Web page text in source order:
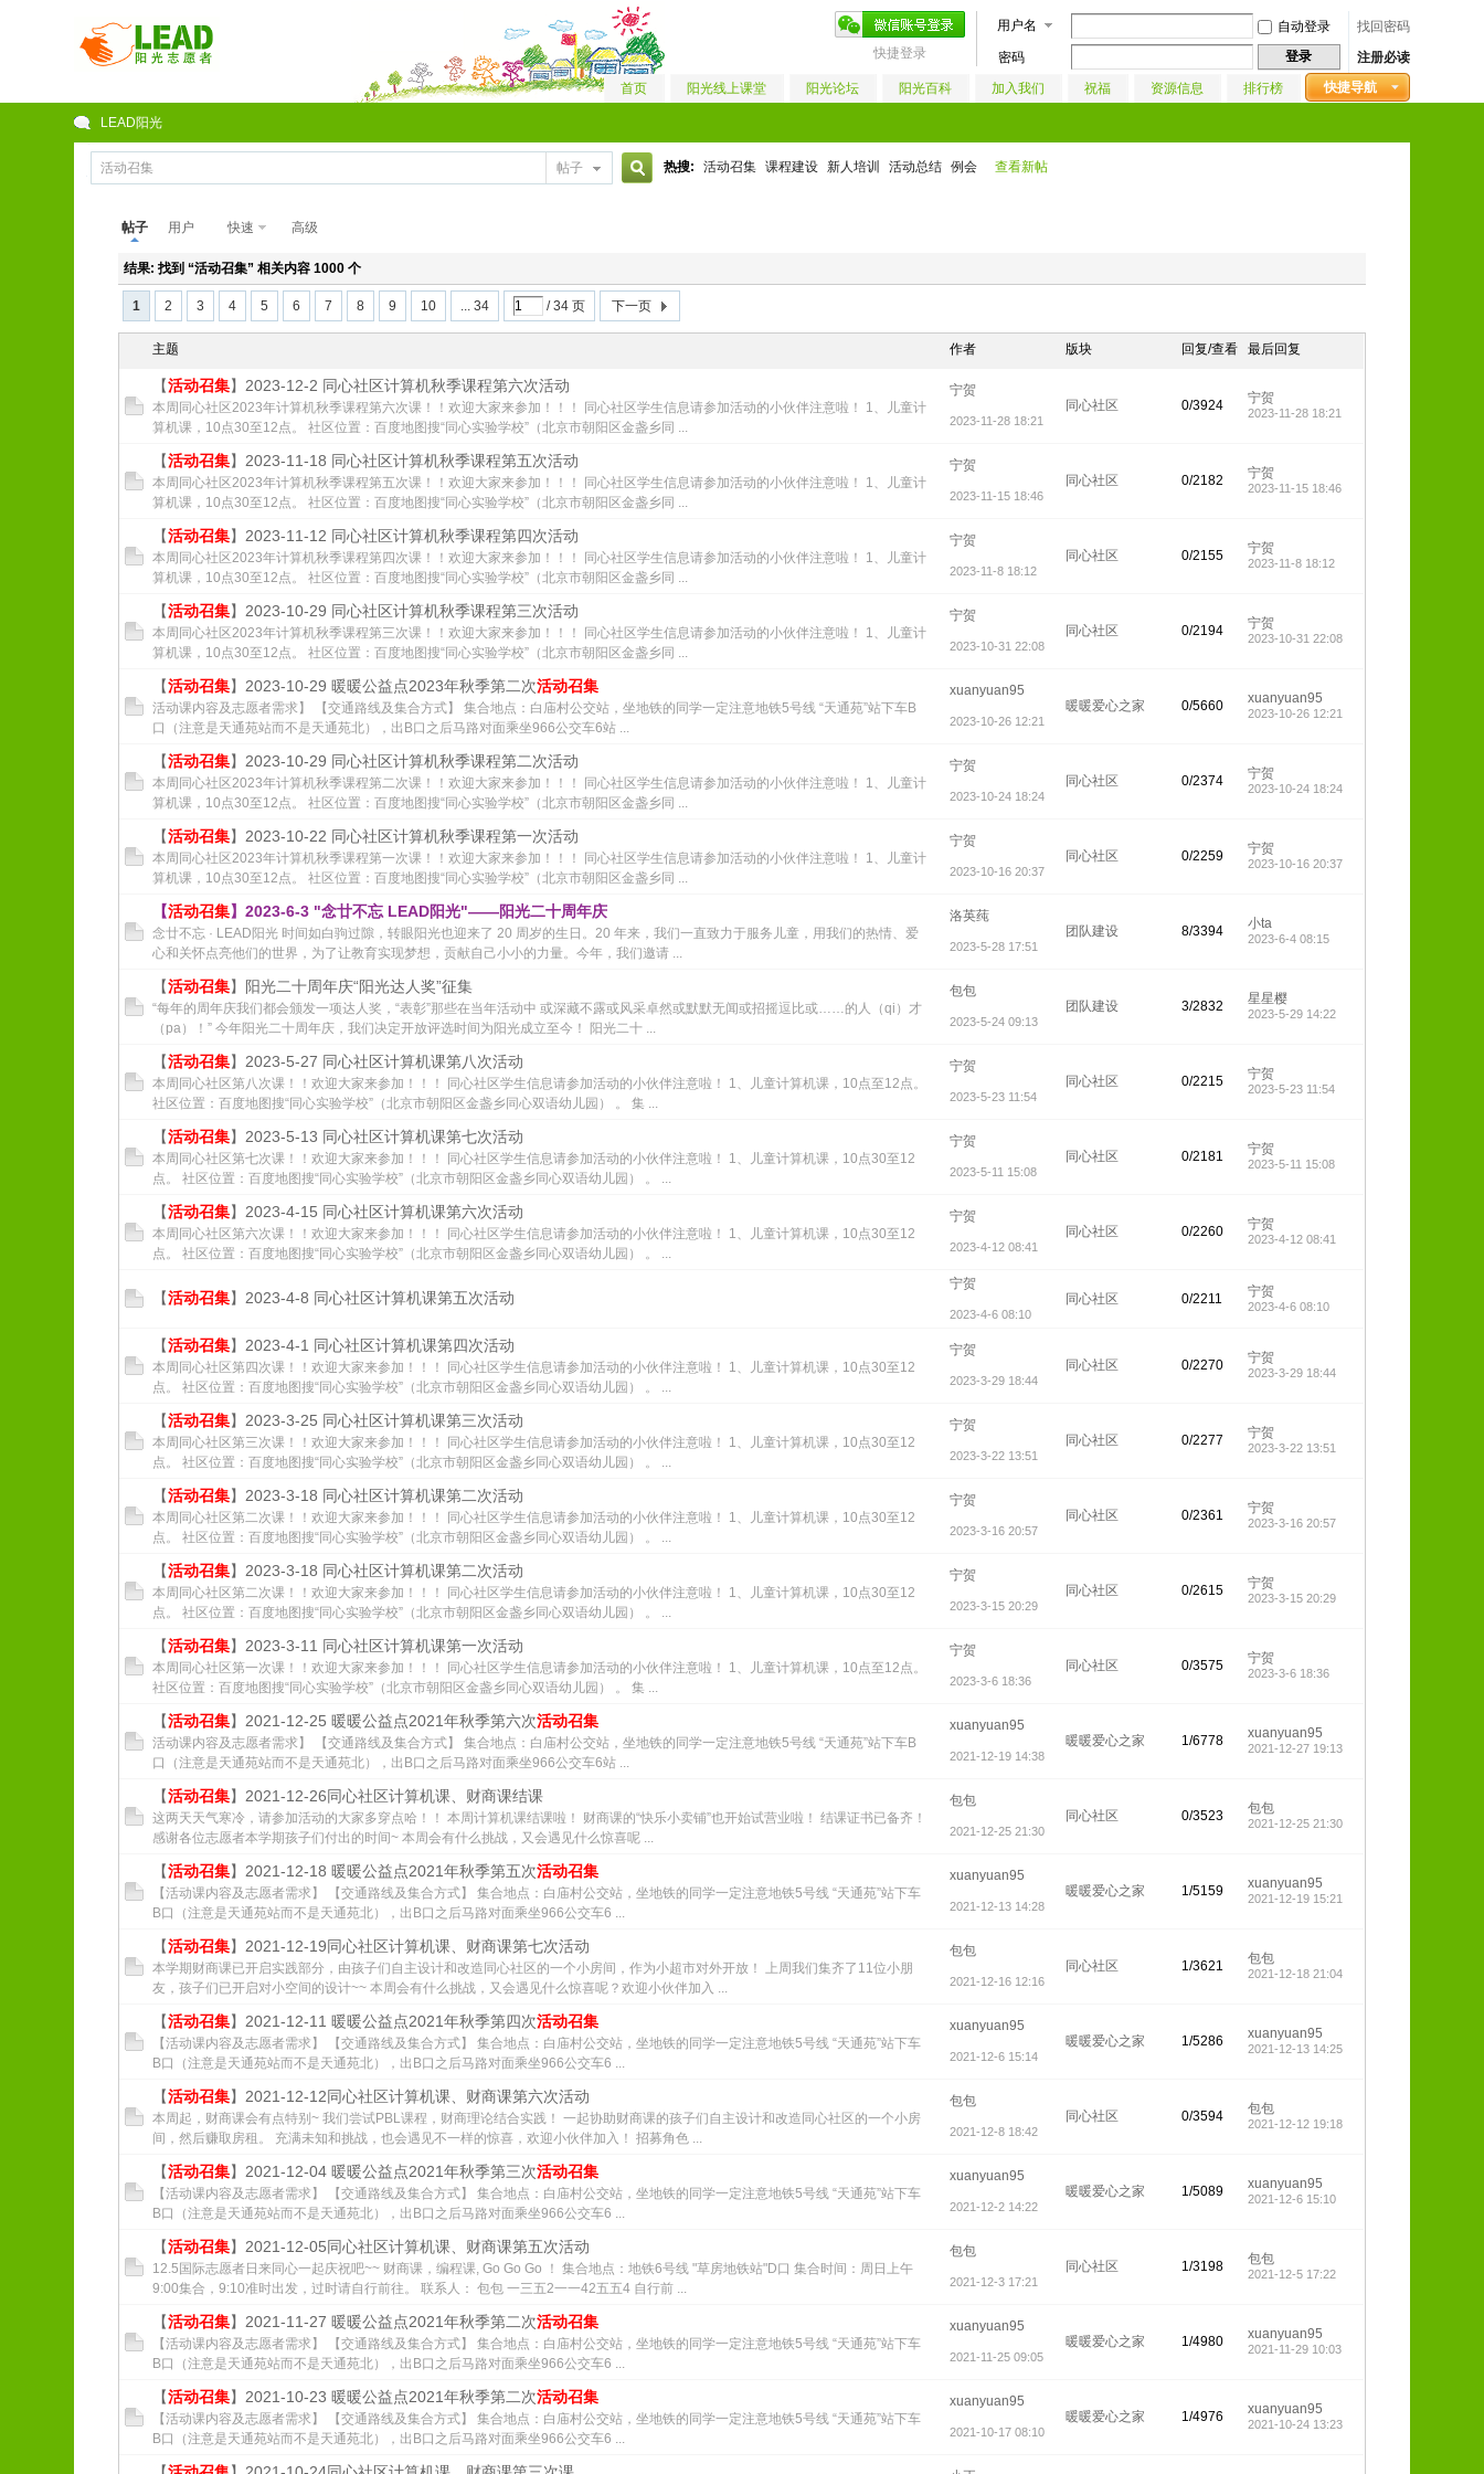
用户名 自动登录
找回密码
密码
登录 注册必读
快捷登录
快捷导航
首页 阳光线上课堂 阳光论坛 阳光百科 加入我们 祝福 资源信息 排行榜
LEAD阳光
帖子
索
热搜: 活动召集 课程建设 新人培训 活动总结 例会 查看新帖
快速 高级
帖子 用户
结果:找到 “活动召集” 相关内容 1000 个
1 2 3 4 5 6 7 8 9 10 ... 34 / 34 页 下一页
主题 作者 版块 回复/查看 最后回复
【活动召集】2023-12-2 同心社区计算机秋季课程第六次活动
本周同心社区2023年计算机秋季课程第六次课！！欢迎大家来参加！！！ 同心社区学生信息请参加活动的小伙伴注意啦！ 1、儿童计
算机课，10点30至12点。 社区位置：百度地图搜“同心实验学校”（北京市朝阳区金盏乡同 ...
宁贺
2023-11-28 18:21
同心社区 0/3924 宁贺
2023-11-28 18:21
【活动召集】2023-11-18 同心社区计算机秋季课程第五次活动
本周同心社区2023年计算机秋季课程第五次课！！欢迎大家来参加！！！ 同心社区学生信息请参加活动的小伙伴注意啦！ 1、儿童计
算机课，10点30至12点。 社区位置：百度地图搜“同心实验学校”（北京市朝阳区金盏乡同 ...
宁贺
2023-11-15 18:46
同心社区 0/2182 宁贺
2023-11-15 18:46
【活动召集】2023-11-12 同心社区计算机秋季课程第四次活动
本周同心社区2023年计算机秋季课程第四次课！！欢迎大家来参加！！！ 同心社区学生信息请参加活动的小伙伴注意啦！ 1、儿童计
算机课，10点30至12点。 社区位置：百度地图搜“同心实验学校”（北京市朝阳区金盏乡同 ...
宁贺
2023-11-8 18:12
同心社区 0/2155 宁贺
2023-11-8 18:12
【活动召集】2023-10-29 同心社区计算机秋季课程第三次活动
本周同心社区2023年计算机秋季课程第三次课！！欢迎大家来参加！！！ 同心社区学生信息请参加活动的小伙伴注意啦！ 1、儿童计
算机课，10点30至12点。 社区位置：百度地图搜“同心实验学校”（北京市朝阳区金盏乡同 ...
宁贺
2023-10-31 22:08
同心社区 0/2194 宁贺
2023-10-31 22:08
【活动召集】2023-10-29 暖暖公益点2023年秋季第二次活动召集
活动课内容及志愿者需求】 【交通路线及集合方式】 集合地点：白庙村公交站，坐地铁的同学一定注意地铁5号线 “天通苑”站下车B
口（注意是天通苑站而不是天通苑北），出B口之后马路对面乘坐966公交车6站 ...
xuanyuan95
2023-10-26 12:21
暖暖爱心之家 0/5660 xuanyuan95
2023-10-26 12:21
【活动召集】2023-10-29 同心社区计算机秋季课程第二次活动
本周同心社区2023年计算机秋季课程第二次课！！欢迎大家来参加！！！ 同心社区学生信息请参加活动的小伙伴注意啦！ 1、儿童计
算机课，10点30至12点。 社区位置：百度地图搜“同心实验学校”（北京市朝阳区金盏乡同 ...
宁贺
2023-10-24 18:24
同心社区 0/2374 宁贺
2023-10-24 18:24
【活动召集】2023-10-22 同心社区计算机秋季课程第一次活动
本周同心社区2023年计算机秋季课程第一次课！！欢迎大家来参加！！！ 同心社区学生信息请参加活动的小伙伴注意啦！ 1、儿童计
算机课，10点30至12点。 社区位置：百度地图搜“同心实验学校”（北京市朝阳区金盏乡同 ...
宁贺
2023-10-16 20:37
同心社区 0/2259 宁贺
2023-10-16 20:37
【活动召集】2023-6-3 "念廿不忘 LEAD阳光"——阳光二十周年庆
念廿不忘 · LEAD阳光 时间如白驹过隙，转眼阳光也迎来了 20 周岁的生日。20 年来，我们一直致力于服务儿童，用我们的热情、爱
心和关怀点亮他们的世界，为了让教育实现梦想，贡献自己小小的力量。今年，我们邀请 ...
洛英莼
2023-5-28 17:51
团队建设 8/3394 小ta
2023-6-4 08:15
【活动召集】阳光二十周年庆“阳光达人奖”征集
“每年的周年庆我们都会颁发一项达人奖，“表彰”那些在当年活动中 或深藏不露或风采卓然或默默无闻或招摇逗比或……的人（qi）才
（pa）！” 今年阳光二十周年庆，我们决定开放评选时间为阳光成立至今！ 阳光二十 ...
包包
2023-5-24 09:13
团队建设 3/2832 星星樱
2023-5-29 14:22
【活动召集】2023-5-27 同心社区计算机课第八次活动
本周同心社区第八次课！！欢迎大家来参加！！！ 同心社区学生信息请参加活动的小伙伴注意啦！ 1、儿童计算机课，10点至12点。
社区位置：百度地图搜“同心实验学校”（北京市朝阳区金盏乡同心双语幼儿园） 。 集 ...
宁贺
2023-5-23 11:54
同心社区 0/2215 宁贺
2023-5-23 11:54
【活动召集】2023-5-13 同心社区计算机课第七次活动
本周同心社区第七次课！！欢迎大家来参加！！！ 同心社区学生信息请参加活动的小伙伴注意啦！ 1、儿童计算机课，10点30至12
点。 社区位置：百度地图搜“同心实验学校”（北京市朝阳区金盏乡同心双语幼儿园） 。 ...
宁贺
2023-5-11 15:08
同心社区 0/2181 宁贺
2023-5-11 15:08
【活动召集】2023-4-15 同心社区计算机课第六次活动
本周同心社区第六次课！！欢迎大家来参加！！！ 同心社区学生信息请参加活动的小伙伴注意啦！ 1、儿童计算机课，10点30至12
点。 社区位置：百度地图搜“同心实验学校”（北京市朝阳区金盏乡同心双语幼儿园） 。 ...
宁贺
2023-4-12 08:41
同心社区 0/2260 宁贺
2023-4-12 08:41
【活动召集】2023-4-8 同心社区计算机课第五次活动
宁贺
2023-4-6 08:10
同心社区 0/2211 宁贺
2023-4-6 08:10
【活动召集】2023-4-1 同心社区计算机课第四次活动
本周同心社区第四次课！！欢迎大家来参加！！！ 同心社区学生信息请参加活动的小伙伴注意啦！ 1、儿童计算机课，10点30至12
点。 社区位置：百度地图搜“同心实验学校”（北京市朝阳区金盏乡同心双语幼儿园） 。 ...
宁贺
2023-3-29 18:44
同心社区 0/2270 宁贺
2023-3-29 18:44
【活动召集】2023-3-25 同心社区计算机课第三次活动
本周同心社区第三次课！！欢迎大家来参加！！！ 同心社区学生信息请参加活动的小伙伴注意啦！ 1、儿童计算机课，10点30至12
点。 社区位置：百度地图搜“同心实验学校”（北京市朝阳区金盏乡同心双语幼儿园） 。 ...
宁贺
2023-3-22 13:51
同心社区 0/2277 宁贺
2023-3-22 13:51
【活动召集】2023-3-18 同心社区计算机课第二次活动
本周同心社区第二次课！！欢迎大家来参加！！！ 同心社区学生信息请参加活动的小伙伴注意啦！ 1、儿童计算机课，10点30至12
点。 社区位置：百度地图搜“同心实验学校”（北京市朝阳区金盏乡同心双语幼儿园） 。 ...
宁贺
2023-3-16 20:57
同心社区 0/2361 宁贺
2023-3-16 20:57
【活动召集】2023-3-18 同心社区计算机课第二次活动
本周同心社区第二次课！！欢迎大家来参加！！！ 同心社区学生信息请参加活动的小伙伴注意啦！ 1、儿童计算机课，10点30至12
点。 社区位置：百度地图搜“同心实验学校”（北京市朝阳区金盏乡同心双语幼儿园） 。 ...
宁贺
2023-3-15 20:29
同心社区 0/2615 宁贺
2023-3-15 20:29
【活动召集】2023-3-11 同心社区计算机课第一次活动
本周同心社区第一次课！！欢迎大家来参加！！！ 同心社区学生信息请参加活动的小伙伴注意啦！ 1、儿童计算机课，10点至12点。
社区位置：百度地图搜“同心实验学校”（北京市朝阳区金盏乡同心双语幼儿园） 。 集 ...
宁贺
2023-3-6 18:36
同心社区 0/3575 宁贺
2023-3-6 18:36
【活动召集】2021-12-25 暖暖公益点2021年秋季第六次活动召集
活动课内容及志愿者需求】 【交通路线及集合方式】 集合地点：白庙村公交站，坐地铁的同学一定注意地铁5号线 “天通苑”站下车B
口（注意是天通苑站而不是天通苑北），出B口之后马路对面乘坐966公交车6站 ...
xuanyuan95
2021-12-19 14:38
暖暖爱心之家 1/6778 xuanyuan95
2021-12-27 19:13
【活动召集】2021-12-26同心社区计算机课、财商课结课
这两天天气寒冷，请参加活动的大家多穿点哈！！ 本周计算机课结课啦！ 财商课的“快乐小卖铺”也开始试营业啦！ 结课证书已备齐！
感谢各位志愿者本学期孩子们付出的时间~ 本周会有什么挑战，又会遇见什么惊喜呢 ...
包包
2021-12-25 21:30
同心社区 0/3523 包包
2021-12-25 21:30
【活动召集】2021-12-18 暖暖公益点2021年秋季第五次活动召集
【活动课内容及志愿者需求】 【交通路线及集合方式】 集合地点：白庙村公交站，坐地铁的同学一定注意地铁5号线 “天通苑”站下车
B口（注意是天通苑站而不是天通苑北），出B口之后马路对面乘坐966公交车6 ...
xuanyuan95
2021-12-13 14:28
暖暖爱心之家 1/5159 xuanyuan95
2021-12-19 15:21
【活动召集】2021-12-19同心社区计算机课、财商课第七次活动
本学期财商课已开启实践部分，由孩子们自主设计和改造同心社区的一个小房间，作为小超市对外开放！ 上周我们集齐了11位小朋
友，孩子们已开启对小空间的设计~~ 本周会有什么挑战，又会遇见什么惊喜呢？欢迎小伙伴加入 ...
包包
2021-12-16 12:16
同心社区 1/3621 包包
2021-12-18 21:04
【活动召集】2021-12-11 暖暖公益点2021年秋季第四次活动召集
【活动课内容及志愿者需求】 【交通路线及集合方式】 集合地点：白庙村公交站，坐地铁的同学一定注意地铁5号线 “天通苑”站下车
B口（注意是天通苑站而不是天通苑北），出B口之后马路对面乘坐966公交车6 ...
xuanyuan95
2021-12-6 15:14
暖暖爱心之家 1/5286 xuanyuan95
2021-12-13 14:25
【活动召集】2021-12-12同心社区计算机课、财商课第六次活动
本周起，财商课会有点特别~ 我们尝试PBL课程，财商理论结合实践！ 一起协助财商课的孩子们自主设计和改造同心社区的一个小房
间，然后赚取房租。 充满未知和挑战，也会遇见不一样的惊喜，欢迎小伙伴加入！ 招募角色 ...
包包
2021-12-8 18:42
同心社区 0/3594 包包
2021-12-12 19:18
【活动召集】2021-12-04 暖暖公益点2021年秋季第三次活动召集
【活动课内容及志愿者需求】 【交通路线及集合方式】 集合地点：白庙村公交站，坐地铁的同学一定注意地铁5号线 “天通苑”站下车
B口（注意是天通苑站而不是天通苑北），出B口之后马路对面乘坐966公交车6 ...
xuanyuan95
2021-12-2 14:22
暖暖爱心之家 1/5089 xuanyuan95
2021-12-6 15:10
【活动召集】2021-12-05同心社区计算机课、财商课第五次活动
12.5国际志愿者日来同心一起庆祝吧~~ 财商课，编程课, Go Go Go ！ 集合地点：地铁6号线 "草房地铁站"D口 集合时间：周日上午
9:00集合，9:10准时出发，过时请自行前往。 联系人： 包包 一三五2一一42五五4 自行前 ...
包包
2021-12-3 17:21
同心社区 1/3198 包包
2021-12-5 17:22
【活动召集】2021-11-27 暖暖公益点2021年秋季第二次活动召集
【活动课内容及志愿者需求】 【交通路线及集合方式】 集合地点：白庙村公交站，坐地铁的同学一定注意地铁5号线 “天通苑”站下车
B口（注意是天通苑站而不是天通苑北），出B口之后马路对面乘坐966公交车6 ...
xuanyuan95
2021-11-25 09:05
暖暖爱心之家 1/4980 xuanyuan95
2021-11-29 10:03
【活动召集】2021-10-23 暖暖公益点2021年秋季第二次活动召集
【活动课内容及志愿者需求】 【交通路线及集合方式】 集合地点：白庙村公交站，坐地铁的同学一定注意地铁5号线 “天通苑”站下车
B口（注意是天通苑站而不是天通苑北），出B口之后马路对面乘坐966公交车6 ...
xuanyuan95
2021-10-17 08:10
暖暖爱心之家 1/4976 xuanyuan95
2021-10-24 13:23